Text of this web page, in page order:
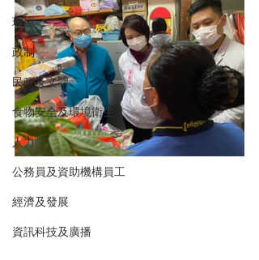
環境
政制
民政及文體
食物安全及環境衛生
人力
公務員及資助機構員工
經濟及發展
資訊科技及廣播